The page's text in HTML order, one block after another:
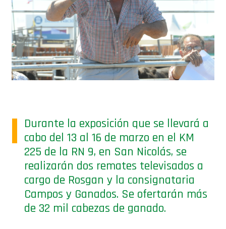
Durante la exposición que se llevará a
cabo del 13 al 16 de marzo en el KM
225 de la RN 9, en San Nicolás, se
realizarán dos remates televisados a
cargo de Rosgan y la consignataria
Campos y Ganados. Se ofertarán más
de 32 mil cabezas de ganado.